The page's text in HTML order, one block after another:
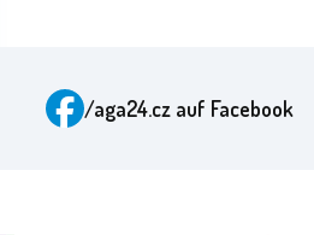
/aga24.cz auf Facebook